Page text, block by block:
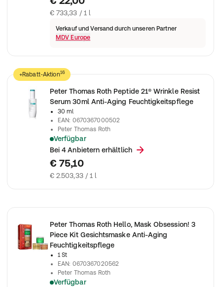
€ 733,33 / 1 l
Verkauf und Versand durch unseren Partner
MDV Europe
+Rabatt-Aktion16
Peter Thomas Roth Peptide 21® Wrinkle Resist
Serum 30ml Anti-Aging Feuchtigkeitspflege
30 ml
EAN: 0670367000502
Peter Thomas Roth
Verfügbar
Peter Thomas Roth Peptide 21 Wrinkle Resist Serum
Bei 4 Anbietern erhältlich
€ 75,10
€ 2.503,33 / 1 l
Peter Thomas Roth Hello, Mask Obsession! 3
Piece Kit Gesichtsmaske Anti-Aging
Feuchtigkeitspflege
1 St
EAN: 0670367020562
Peter Thomas Roth
Verfügbar